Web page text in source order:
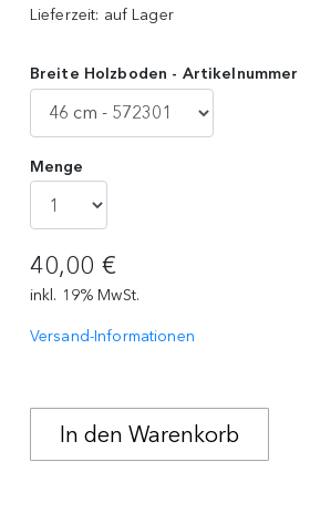
Lieferzeit: auf Lager
Breite Holzboden - Artikelnummer
Menge
40,00 €
inkl. 19% MwSt.
Versand-Informationen